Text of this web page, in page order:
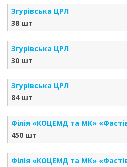
Згурівська ЦРЛ
38 шт
Згурівська ЦРЛ
30 шт
Згурівська ЦРЛ
84 шт
Філія «КОЦЕМД та МК»
450 шт
Філія «КОЦЕМД та МК»